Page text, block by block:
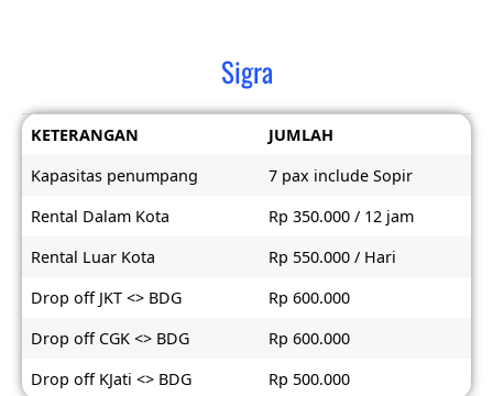
Sigra
KETERANGAN
JUMLAH
Kapasitas penumpang
7 pax include Sopir
Rental Dalam Kota
Rp 350.000 / 12 jam
Rental Luar Kota
Rp 550.000 / Hari
Drop off JKT <> BDG
Rp 600.000
Drop off CGK <> BDG
Rp 600.000
Drop off KJati <> BDG
Rp 500.000